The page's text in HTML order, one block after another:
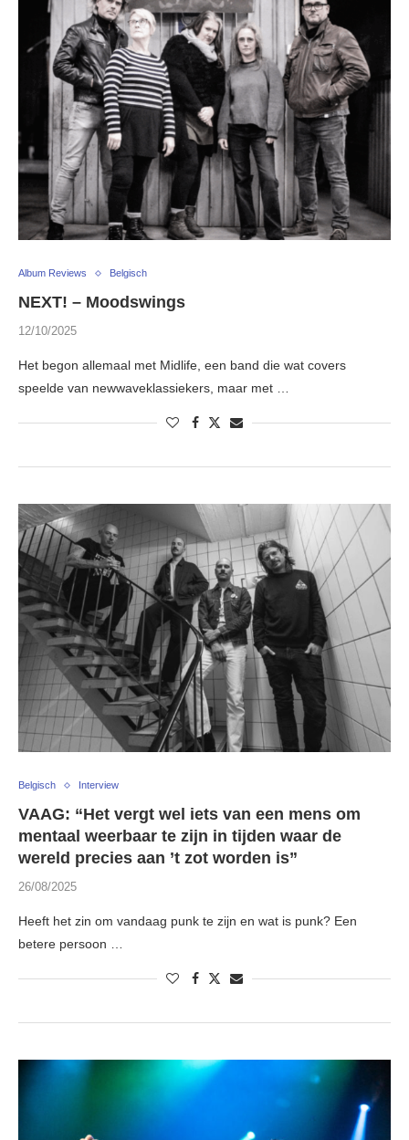
Album Reviews Belgisch
NEXT! – Moodswings
12/10/2025
Het begon allemaal met Midlife, een band die wat covers
speelde van newwaveklassiekers, maar met …
Belgisch Interview
VAAG: “Het vergt wel iets van een mens om
mentaal weerbaar te zijn in tijden waar de
wereld precies aan ’t zot worden is”
26/08/2025
Heeft het zin om vandaag punk te zijn en wat is punk? Een
betere persoon …